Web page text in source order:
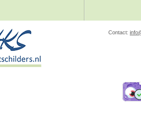
Contact: